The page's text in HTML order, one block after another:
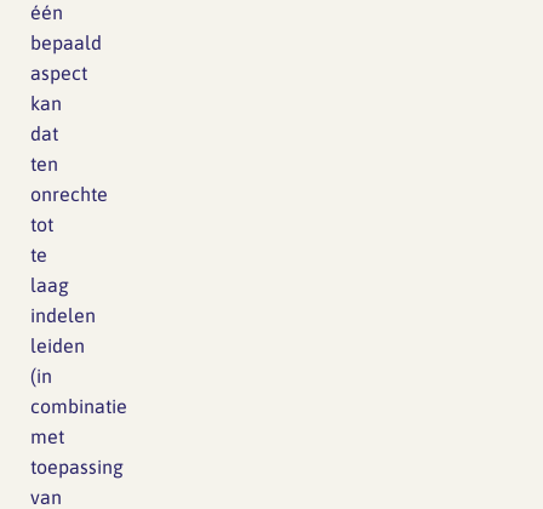
één
bepaald
aspect
kan
dat
ten
onrechte
tot
te
laag
indelen
leiden
(in
combinatie
met
toepassing
van